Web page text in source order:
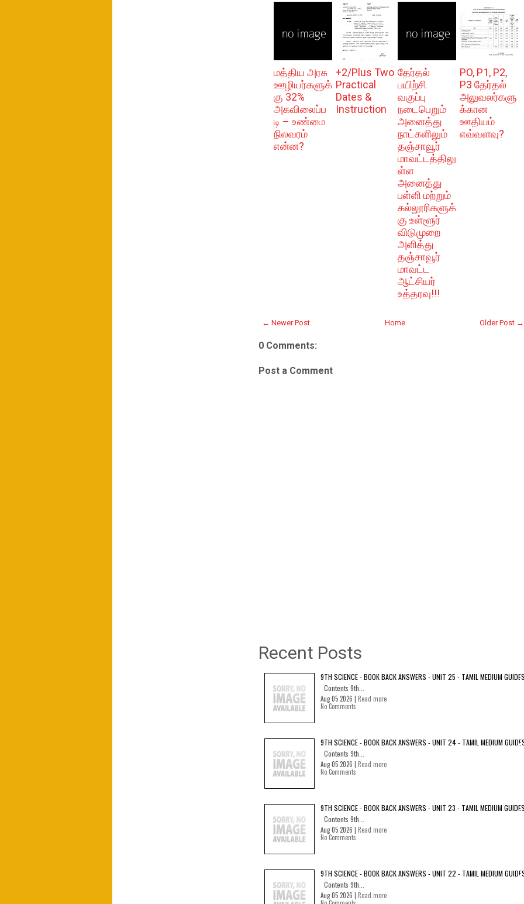
மத்திய அரசு
ஊழியர்களுக்
கு 32%
அகவிலைப்ப
டி – உண்மை
நிலவரம்
என்ன?
+2/Plus Two
Practical
Dates &
Instruction
தேர்தல்
பயிற்சி
வகுப்பு
நடைபெறும்
அனைத்து
நாட்களிலும்
தஞ்சாவூர்
மாவட்டத்திலு
ள்ள
அனைத்து
பள்ளி மற்றும்
கல்லூரிகளுக்
கு உள்ளூர்
விடுமுறை
அளித்து
தஞ்சாவூர்
மாவட்ட
ஆட்சியர்
உத்தரவு!!!
PO, P1, P2,
P3 தேர்தல்
அலுவலர்களு
க்கான
ஊதியம்
எவ்வளவு?
← Newer Post Older Post →
Home
0 Comments:
Post a Comment
Recent Posts
9TH SCIENCE - BOOK BACK ANSWERS - UNIT 25 - TAMIL MEDIUM GUIDES
Contents 9th...
Aug 05 2026 | Read more
No Comments
9TH SCIENCE - BOOK BACK ANSWERS - UNIT 24 - TAMIL MEDIUM
Contents 9th...
Aug 05 2026 | Read more
No Comments
9TH SCIENCE - BOOK BACK ANSWERS - UNIT 23 - TAMIL MEDIUM GUIDES
Contents 9th...
Aug 05 2026 | Read more
No Comments
9TH SCIENCE - BOOK BACK ANSWERS - UNIT 22 - TAMIL MEDIUM
Contents 9th...
Aug 05 2026 | Read more